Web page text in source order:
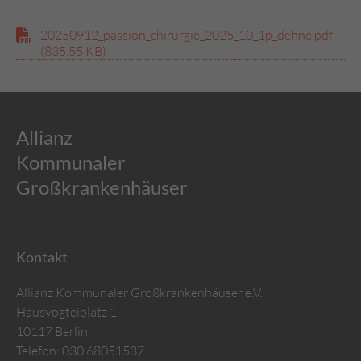
20250912_pas­si­on_chir­ur­gie_2025_10_1p_deh­ne.pdf
(835.55 KB)
Allianz
Kommunaler
Großkrankenhäuser
Kontakt
Allianz Kommunaler Großkrankenhäuser e.V.
Hausvogteiplatz 1
10117 Berlin
Telefon: 030 68051537